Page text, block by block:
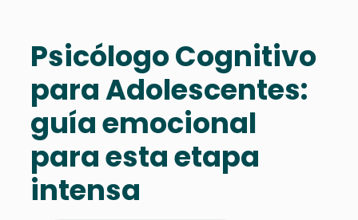
Psicólogo Cognitivo
para Adolescentes:
guía emocional
para esta etapa
intensa